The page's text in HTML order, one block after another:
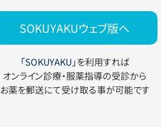
SOKUYAKUウェブ版へ
「SOKUYAKU」を利用すれば
オンライン診療・服薬指導の受診から
お薬を郵送にて受け取る事が可能です